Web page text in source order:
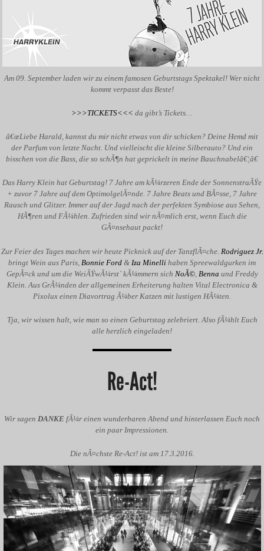
Am 09. September laden wir zu einem famosen Geburtstags Spektakel! Wer nicht
kommt verpasst das Beste!
>>>TICKETS<<< da gibt’s Tickets…
â€œLiebe Harald, kannst du mir nicht etwas von dir schicken? Deine Hemd mit
der Parfum von letzte Nacht. Und vielleischt die kleine Silberauto? Und ein
bisschen von die Bass, die so schÃ¶n hat geprickelt in meine Bauchnabelâ€¦â€
Das Harry Klein hat Geburtstag! 7 Jahre am kÃ¼rzeren Ende der SonnenstraÃŸe
+ zuvor 7 Jahre auf dem OptimolgelÃ¤nde. 7 Jahre Beats und BÃ¤sse, 7 Jahre
Rausch und Glitzer. Immer auf der Jagd nach der perfekten Symbiose aus Sehen,
HÃ¶ren und FÃ¼hlen. Zufrieden sind wir nÃ¤mlich erst, wenn Euch die
GÃ¤nsehaut packt!
Zur Feier des Tages machen wir heute Picknick auf der TanzflÃ¤che. Rodriguez Jr.
bringt Wein aus Paris, Bonnie Ford & Iza Minelli haben Spreewaldgurken im
GepÃ¤ck und um die WeiÃŸwÃ¼rst` kÃ¼mmern sich NoÃ©, Benna und Freddy
Klein. Aus GrÃ¼nden der allgemeinen Erheiterung halten Vital Electronica &
Pixolux einen Diavortrag Ã¼ber Katzen mit lustigen HÃ¼ten.
Tja, wir wissen halt, wie man so einen Geburtstag zelebriert. Also fÃ¼hlt Euch
alle herzlich eingeladen!
Re-Act!
Wir sagen DANKE fÃ¼r einen wunderbaren Abend und hinterlassen Euch noch
ein paar Impressionen.
Die nÃ¤chste Re-Act! ist am 17.3.2016.